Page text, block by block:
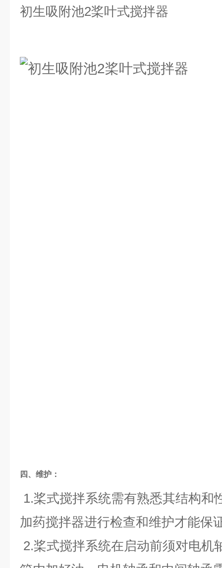
初生吸附池2桨叶式搅拌器
四、维护：
1.桨式搅拌系统需有熟悉其结构和
加药搅拌器进行检查和维护才能
2.桨式搅拌系统在启动前须对电机